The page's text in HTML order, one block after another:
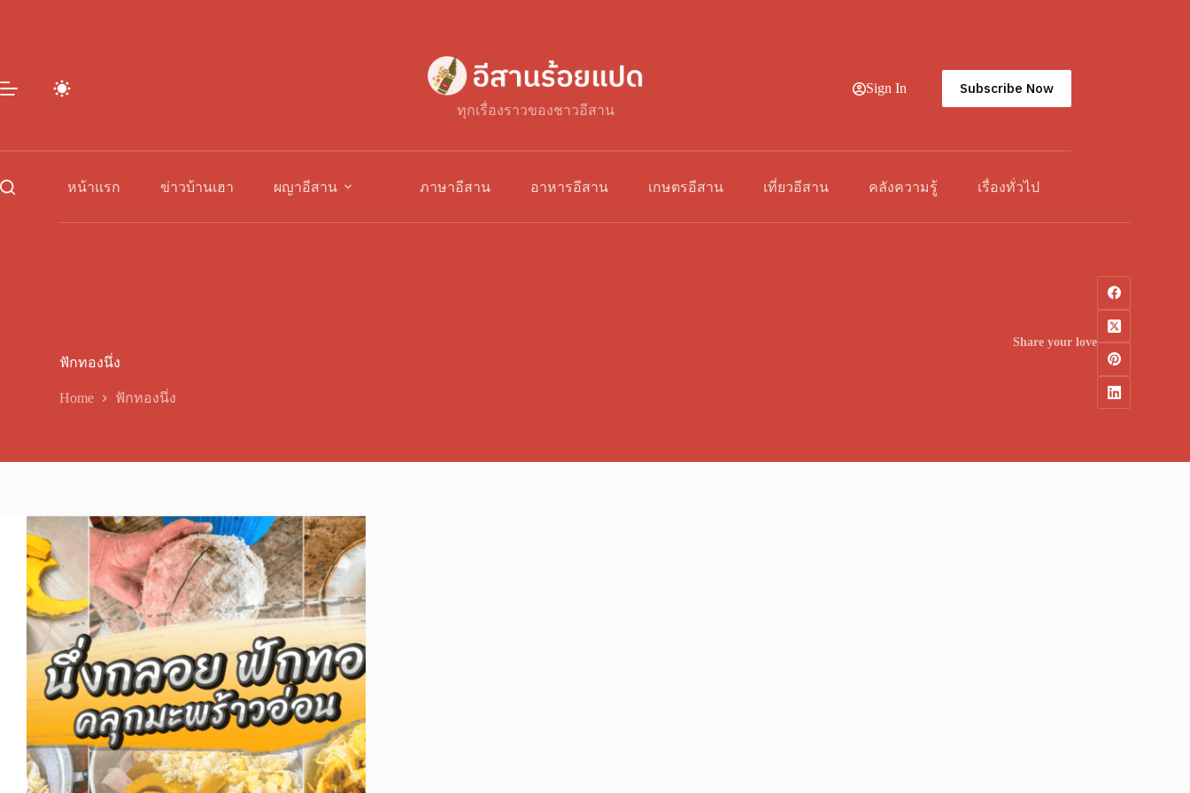
ทุกเรื่องราวของชาวอีสาน
Sign In Subscribe Now
หน้าแรก ข่าวบ้านเฮา ผญาอีสาน ภาษาอีสาน อาหารอีสาน เกษตรอีสาน เที่ยวอีสาน คลังความรู้ เรื่องทั่วไป
ฟักทองนึ่ง
Home ฟักทองนึ่ง
Share your love